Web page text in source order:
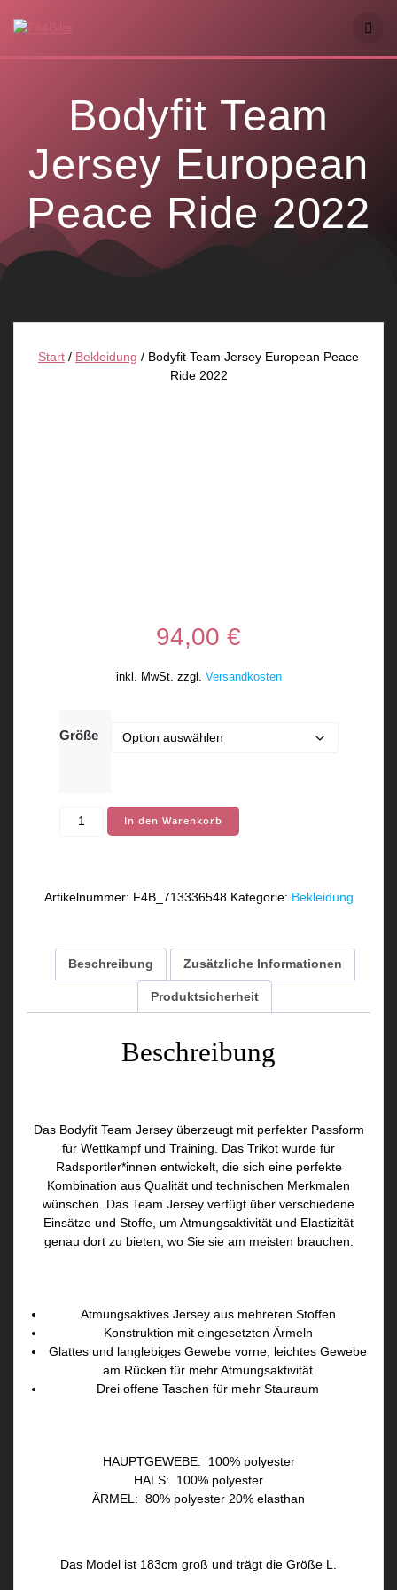
Bodyfit Team
Jersey European
Peace Ride 2022
Start / Bekleidung / Bodyfit Team Jersey European Peace
Ride 2022
94,00 €
inkl. MwSt. zzgl. Versandkosten
Größe
Bodyfit
Team
Menge
In den Warenkorb
Artikelnummer: F4B_713336548 Kategorie: Bekleidung
Beschreibung Zusätzliche Informationen
Produktsicherheit
Beschreibung
Das Bodyfit Team Jersey überzeugt mit perfekter Passform
für Wettkampf und Training. Das Trikot wurde für
Radsportler*innen entwickelt, die sich eine perfekte
Kombination aus Qualität und technischen Merkmalen
wünschen. Das Team Jersey verfügt über verschiedene
Einsätze und Stoffe, um Atmungsaktivität und Elastizität
genau dort zu bieten, wo Sie sie am meisten brauchen.
Atmungsaktives Jersey aus mehreren Stoffen
Konstruktion mit eingesetzten Ärmeln
Glattes und langlebiges Gewebe vorne, leichtes Gewebe
am Rücken für mehr Atmungsaktivität
Drei offene Taschen für mehr Stauraum
HAUPTGEWEBE: 100% polyester
HALS: 100% polyester
ÄRMEL: 80% polyester 20% elasthan
Das Model ist 183cm groß und trägt die Größe L.